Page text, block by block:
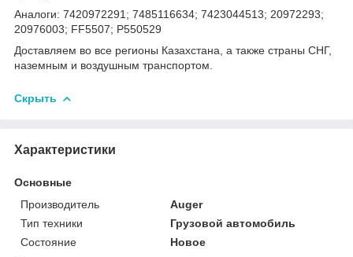
Аналоги: 7420972291; 7485116634; 7423044513; 20972293;
20976003; FF5507; P550529
Доставляем во все регионы Казахстана, а также страны СНГ,
наземным и воздушным транспортом.
Скрыть
Характеристики
Основные
Производитель
Auger
Тип техники
Грузовой автомобиль
Состояние
Новое